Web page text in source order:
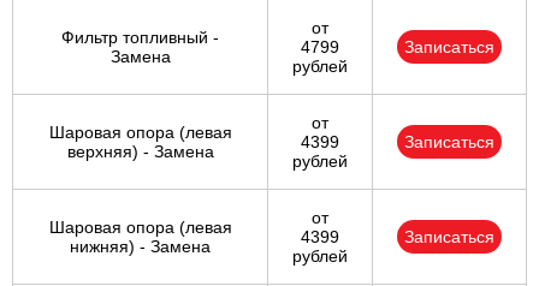
Фильтр топливный -
Замена
от
4799
рублей
Записаться
Шаровая опора (левая
верхняя) - Замена
от
4399
рублей
Записаться
Шаровая опора (левая
нижняя) - Замена
от
4399
рублей
Записаться